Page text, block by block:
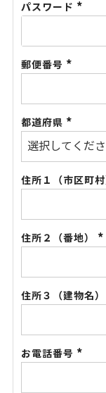
パスワード
郵便番号
都道府県
(必
住所１（市区町村
住所２（番地）
住所３（建物名）
お電話番号